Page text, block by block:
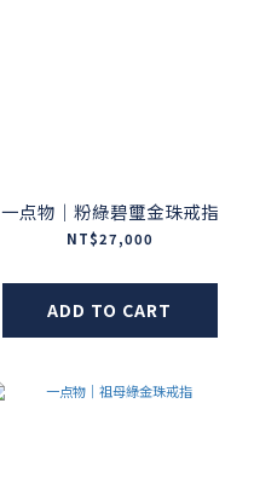
一点物｜粉綠碧璽金珠戒指
NT$27,000
ADD TO CART